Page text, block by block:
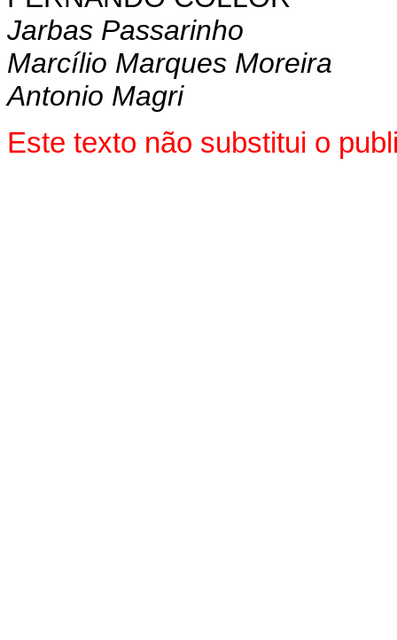
Jarbas Passarinho
Marcílio Marques Moreira
Antonio Magri
Este texto não substitui o